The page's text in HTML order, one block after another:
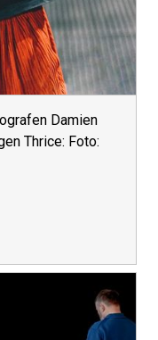
Damien
Thrice: Foto: